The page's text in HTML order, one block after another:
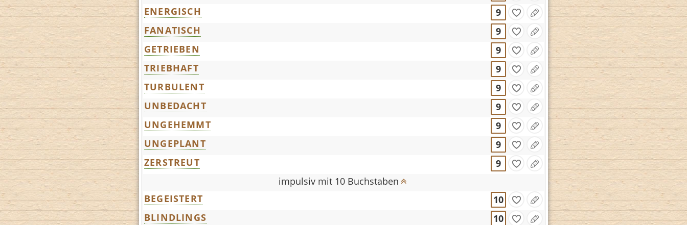
ENERGISCH
9
FANATISCH
9
GETRIEBEN
9
TRIEBHAFT
9
TURBULENT
9
UNBEDACHT
9
UNGEHEMMT
9
UNGEPLANT
9
ZERSTREUT
9
impulsiv mit 10 Buchstaben
BEGEISTERT
10
BLINDLINGS
10